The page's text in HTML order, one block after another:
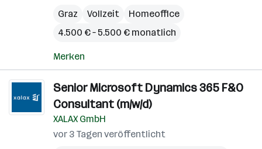
Graz
Vollzeit
Homeoffice
4.500 € – 5.500 € monatlich
Merken
Senior Microsoft Dynamics 365 F&O
Consultant (m/w/d)
XALAX GmbH
vor 3 Tagen veröffentlicht